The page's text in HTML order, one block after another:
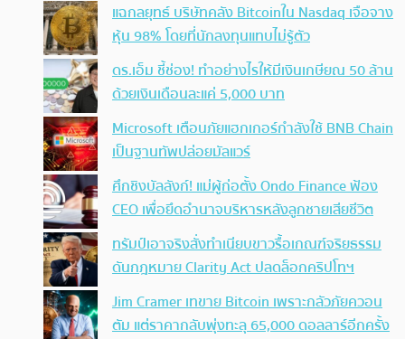
แฉกลยุทธ์ บริษัทคลัง Bitcoinใน Nasdaq เจือจาง
หุ้น 98% โดยที่นักลงทุนแทบไม่รู้ตัว
ดร.เอ็ม ชี้ช่อง! ทำอย่างไรให้มีเงินเกษียณ 50 ล้าน
ด้วยเงินเดือนละแค่ 5,000 บาท
Microsoft เตือนภัยแฮกเกอร์กำลังใช้ BNB Chain
เป็นฐานทัพปล่อยมัลแวร์
ศึกชิงบัลลังก์! แม่ผู้ก่อตั้ง Ondo Finance ฟ้อง
CEO เพื่อยึดอำนาจบริหารหลังลูกชายเสียชีวิต
ทรัมป์เอาจริง สั่งทำเนียบขาวรื้อเกณฑ์จริยธรรม
ดันกฎหมาย Clarity Act ปลดล็อกคริปโทฯ
Jim Cramer เทขาย Bitcoin เพราะกลัวภัยควอน
ตัม แต่ราคากลับพุ่งทะลุ 65,000 ดอลลาร์อีกครั้ง